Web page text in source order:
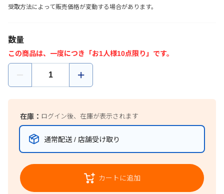
受取方法によって販売価格が変動する場合があります。
数量
この商品は、一度につき「お1人様10点限り」です。
在庫： ログイン後、在庫が表示されます
通常配送 / 店舗受け取り
カートに追加